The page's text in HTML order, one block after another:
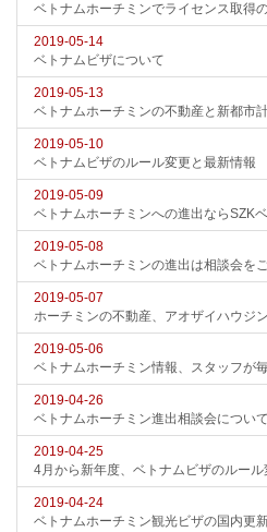
ベトナムホーチミンでライセンス取得
2019-05-14
ベトナムビザについて
2019-05-13
ベトナムホーチミンの不動産と新都市
2019-05-10
ベトナムビザのルール変更と最新情報
2019-05-09
ベトナムホーチミンへの進出ならSZK
2019-05-08
ベトナムホーチミンの進出は相談会を
2019-05-07
ホーチミンの不動産、アオザイハウジ
2019-05-06
ベトナムホーチミン情報、スタッフが
2019-04-26
ベトナムホーチミン進出相談会について
2019-04-25
4月から新年度、ベトナムビザのルー
2019-04-24
ベトナムホーチミン観光ビザの国内更